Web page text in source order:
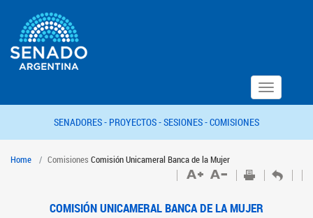
Toggle
navigation
SENADORES - PROYECTOS -SESIONES -COMISIONES
Home Comisiones Comisión Unicameral Banca de la Mujer
COMISIÓN UNICAMERAL BANCA DE LA MUJER